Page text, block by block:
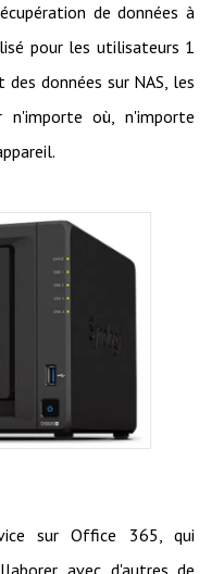
de données à
pour les utilisateurs 1
données sur NAS, les
n'importe où, n'importe
sur Office 365, qui
avec d'autres de